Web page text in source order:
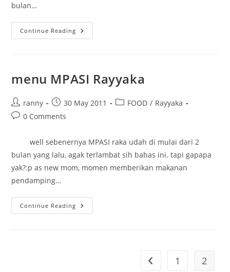
bulan…
Continue Reading Bubur
Blender
menu MPASI Rayyaka
Post
author:
ranny
Post
published:
30 May 2011
PostFOOD / Rayyaka
Post0 Comments
well sebenernya MPASI raka udah di mulai dari 2
bulan yang lalu, agak terlambat sih bahas ini. tapi gapapa
yak?:p as new mom, momen memberikan makanan
pendamping…
Continue Reading Menu
MPASI
Go to the previous
1 2